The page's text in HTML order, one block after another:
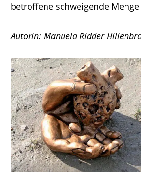
betroffene schweigende Menge
Autorin: Manuela Ridder